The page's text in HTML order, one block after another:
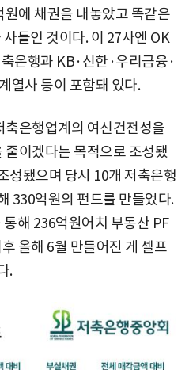
에 채권을 내놓았고 똑같은
들인 것이다. 이 27사엔 OK
은행과 KB·신한·우리금융·
열사 등이 포함돼 있다.
축은행업계의 여신건전성을
이겠다는 목적으로 조성됐
성됐으며 당시 10개 저축은행
330억원의 펀드를 만들었다.
해 236억원어치 부동산 PF
올해 6월 만들어진 게 셀프
.